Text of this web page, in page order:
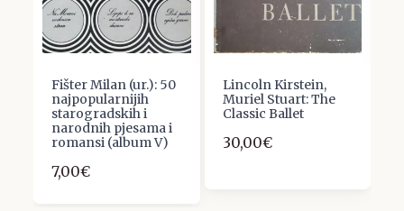
Fišter Milan (ur.): 50
najpopularnijih
starogradskih i
narodnih pjesama i
romansi (album V)
7,00€
Lincoln Kirstein,
Muriel Stuart: The
Classic Ballet
30,00€